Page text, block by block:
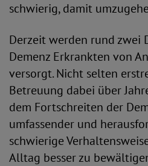
schwierig, damit
Derzeit werden rund zwei
Demenz Erkrankten von
versorgt. Nicht selten
Betreuung dabei über
dem Fortschreiten der
umfassender und
schwierige
Alltag besser zu